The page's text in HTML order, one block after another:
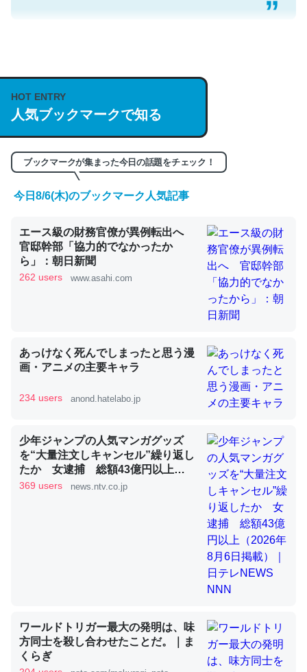
説してる記事が少ないので貴重な良記事。/続編来た
https://isobe324649.hatenablog.com/entry/2023/03/27
/064121
─GPTの仕組みと限界についての考察（１） - conceptualization
くらい。小説でいう「ずっと前の伏線」は回収されないけ
ど、短期記憶というには多い分量。進化すればするほど分
─GPTの仕組みと限界についての考察（１） - conceptualization
昆虫ってカルシウム少ないのか。知らんかった。調べたら
コオロギのカルシウム分はエビの600分の1程度。
論文では「淡水はカルシウムも酸素も不足してて両方に不
利だから両方が拮抗してるのでは」とあって面白い。海に
いる鋏角類（カブトガニ・ウミグモ）はカルシウムを使わ
ずキチンを強化してる筈だが、酵素が違うのか？
─ニュース :: 【研究発表】昆虫学の大問題＝「昆虫はなぜ海にいな
HOT ENTRY
人気ブックマークで知る
ブックマークが集まった今日の話題をチェック！
今日8/6(木)のブックマーク人気記事
エース級の財務官僚が異例転出へ
官邸幹部「協力的でなかったか
ら」：朝日新聞
262 users www.asahi.com
あっけなく死んでしまったと思う漫
画・アニメの主要キャラ
234 users anond.hatelabo.jp
少年ジャンプの人気マンガグッズ
を“大量注文しキャンセル”繰り返し
たか 女逮捕 総額43億円以上
（2026年8月6日掲載）｜日テレ
369 users news.ntv.co.jp
ワールドトリガー最大の発明は、味
方同士を殺し合わせたことだ。｜ま
くらぎ